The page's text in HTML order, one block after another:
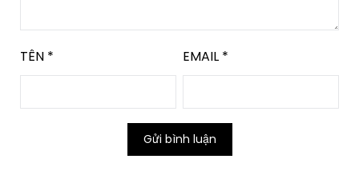
TÊN * EMAIL *